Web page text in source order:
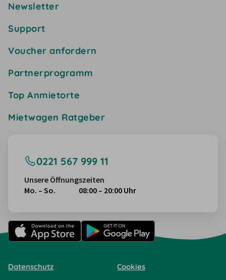
Newsletter
Support
Voucher anfordern
Partnerprogramm
Top Anmietorte
Mietwagen Ratgeber
0221 567 999 11
Unsere Öffnungszeiten
Mo. – So.
08:00 – 20:00 Uhr
Datenschutz
Cookies